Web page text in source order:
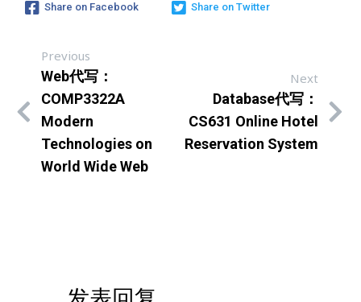
Share on Facebook Share on Twitter
Previous
Web代写：
COMP3322A
Modern
Technologies on
World Wide Web
Next
Database代写：
CS631 Online Hotel
Reservation System